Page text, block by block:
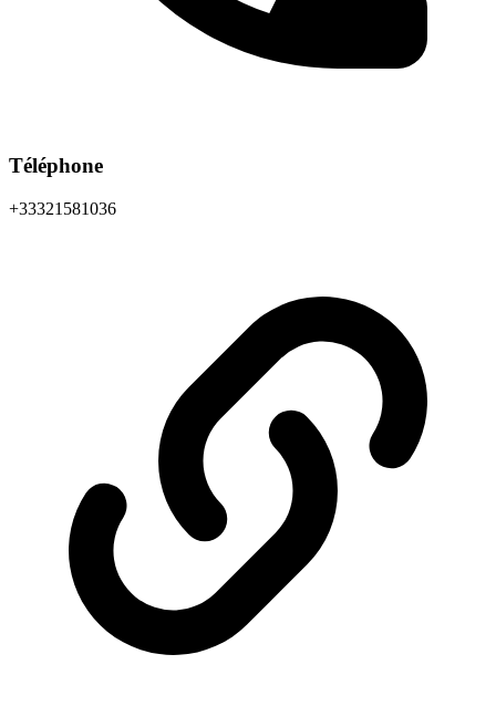
Téléphone
+33321581036